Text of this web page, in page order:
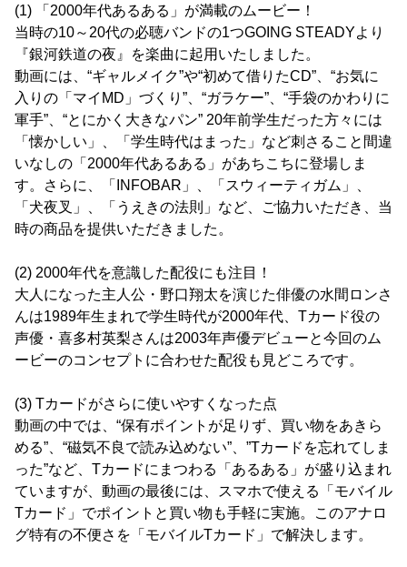
(1) 「2000年代あるある」が満載のムービー！
当時の10～20代の必聴バンドの1つGOING STEADYより
『銀河鉄道の夜』を楽曲に起用いたしました。
動画には、“ギャルメイク”や“初めて借りたCD”、“お気に
入りの「マイMD」づくり”、“ガラケー”、“手袋のかわりに
軍手”、“とにかく大きなパン” 20年前学生だった方々には
「懐かしい」、「学生時代はまった」など刺さること間違
いなしの「2000年代あるある」があちこちに登場しま
す。さらに、「INFOBAR」、「スウィーティガム」、
「犬夜叉」、「うえきの法則」など、ご協力いただき、当
時の商品を提供いただきました。
(2) 2000年代を意識した配役にも注目！
大人になった主人公・野口翔太を演じた俳優の水間ロンさ
んは1989年生まれで学生時代が2000年代、Tカード役の
声優・喜多村英梨さんは2003年声優デビューと今回のム
ービーのコンセプトに合わせた配役も見どころです。
(3) Tカードがさらに使いやすくなった点
動画の中では、“保有ポイントが足りず、買い物をあきら
める”、“磁気不良で読み込めない”、”Tカードを忘れてしま
った”など、Tカードにまつわる「あるある」が盛り込まれ
ていますが、動画の最後には、スマホで使える「モバイル
Tカード」でポイントと買い物も手軽に実施。このアナロ
グ特有の不便さを「モバイルTカード」で解決します。